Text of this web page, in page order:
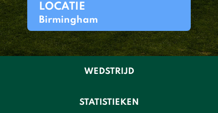
LOCATIE
Birmingham
WEDSTRIJD
STATISTIEKEN